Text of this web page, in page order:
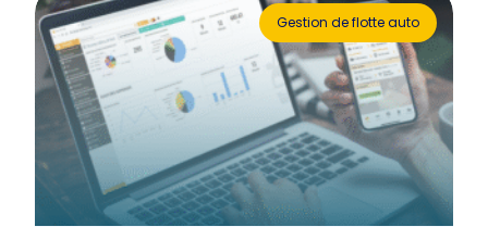
Gestion de flotte auto